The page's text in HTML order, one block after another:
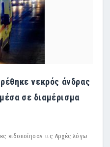
νεκρός άνδρας
σε διαμέρισμα
ειδοποίησαν τις Αρχές λόγω